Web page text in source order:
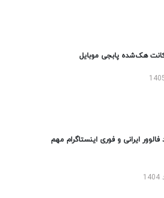
هک‌شده پابجی موبایل
ایرانی و فوری اینستاگرام مهم